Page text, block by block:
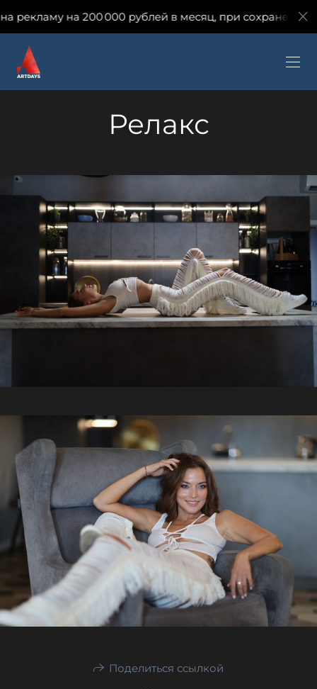
на 200 000 рублей в месяц, при сохранении
Релакс
Поделиться ссылкой